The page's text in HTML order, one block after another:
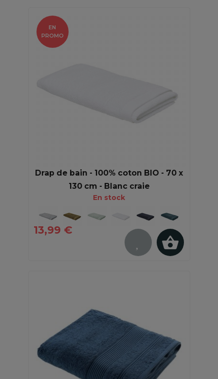
Drap de bain - 100% coton BIO - 70 x
130 cm - Blanc craie
En stock
13,99 €
EN
PROMO